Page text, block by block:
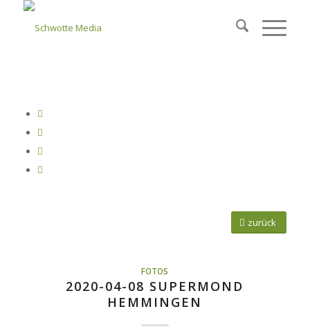
zurück
FOTOS
2020-04-08 SUPERMOND
HEMMINGEN